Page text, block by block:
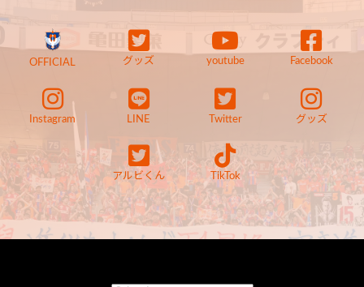
OFFICIAL グッズ youtube Facebook
Instagram LINE Twitter グッズ
アルビくん TikTok